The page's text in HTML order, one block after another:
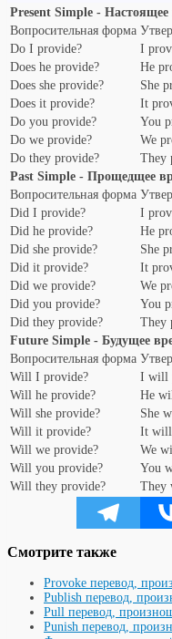
Present Simple - Настоящее
Вопросительная форма
Do I provide?
I
Does he provide?
He
Does she provide?
She
Does it provide?
It
Do you provide?
You
Do we provide?
We
Do they provide?
They
Past Simple - Прощедщее
Вопросительная форма
Did I provide?
I
Did he provide?
He
Did she provide?
She
Did it provide?
It
Did we provide?
We
Did you provide?
You
Did they provide?
They
Future Simple - Будущее
Вопросительная форма
Will I provide?
I will
Will he provide?
He
Will she provide?
She
Will it provide?
It will
Will we provide?
We
Will you provide?
You
Will they provide?
They
Смотрите также
Provoke перевод,
Publish перевод,
Pull перевод,
Punish перевод,